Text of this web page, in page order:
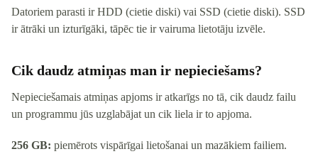
Datoriem parasti ir HDD (cietie diski) vai SSD (cietie diski). SSD
ir ātrāki un izturīgāki, tāpēc tie ir vairuma lietotāju izvēle.
Cik daudz atmiņas man ir nepieciešams?
Nepieciešamais atmiņas apjoms ir atkarīgs no tā, cik daudz failu
un programmu jūs uzglabājat un cik liela ir to apjoma.
256 GB: piemērots vispārīgai lietošanai un mazākiem failiem.